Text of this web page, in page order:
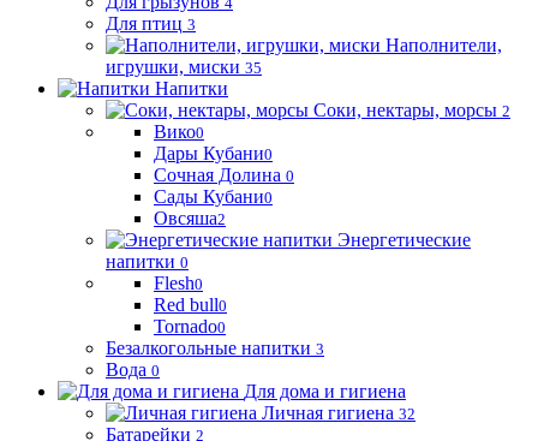
Для птиц 3
Наполнители,
игрушки, миски 35
Напитки
Соки, нектары, морсы 2
Вико0
Дары Кубани0
Сочная Долина 0
Сады Кубани0
Овсяша2
Энергетические
напитки 0
Flesh0
Red bull0
Tornado0
Безалкогольные напитки 3
Вода 0
Для дома и гигиена
Личная гигиена 32
Батарейки 2